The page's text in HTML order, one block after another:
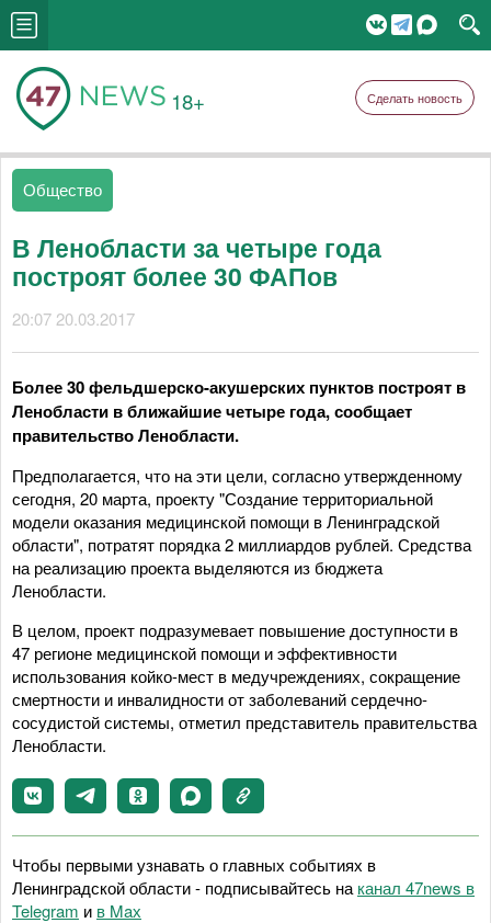
18+ Сделать новость
Общество
В Ленобласти за четыре года
построят более 30 ФАПов
20:07 20.03.2017
Более 30 фельдшерско-акушерских пунктов построят в
Ленобласти в ближайшие четыре года, сообщает
правительство Ленобласти.
Предполагается, что на эти цели, согласно утвержденному
сегодня, 20 марта, проекту "Создание территориальной
модели оказания медицинской помощи в Ленинградской
области", потратят порядка 2 миллиардов рублей. Средства
на реализацию проекта выделяются из бюджета
Ленобласти.
В целом, проект подразумевает повышение доступности в
47 регионе медицинской помощи и эффективности
использования койко-мест в медучреждениях, сокращение
смертности и инвалидности от заболеваний сердечно-
сосудистой системы, отметил представитель правительства
Ленобласти.
Чтобы первыми узнавать о главных событиях в
Ленинградской области - подписывайтесь на канал 47news в
Telegram и в Maх